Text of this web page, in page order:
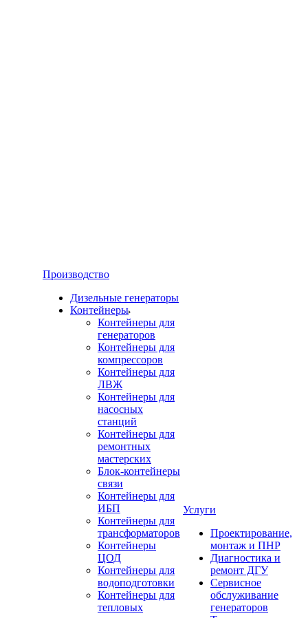
Производство
Дизельные генераторы
Контейнеры
Контейнеры для
генераторов
Контейнеры для
компрессоров
Контейнеры для
ЛВЖ
Контейнеры для
насосных
станций
Контейнеры для
ремонтных
мастерских
Блок-контейнеры
связи
Контейнеры для
ИБП
Контейнеры для
трансформаторов
Контейнеры
ЦОД
Контейнеры для
водоподготовки
Контейнеры для
тепловых
Услуги
Проектирование,
монтаж и ПНР
Диагностика и
ремонт ДГУ
Сервисное
обслуживание
генераторов